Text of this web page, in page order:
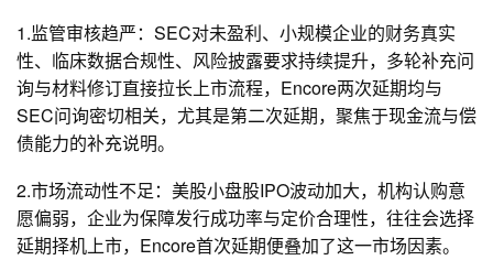
1.监管审核趋严：SEC对未盈利、小规模企业的财务真实
性、临床数据合规性、风险披露要求持续提升，多轮补充问
询与材料修订直接拉长上市流程，Encore两次延期均与
SEC问询密切相关，尤其是第二次延期，聚焦于现金流与偿
债能力的补充说明。
2.市场流动性不足：美股小盘股IPO波动加大，机构认购意
愿偏弱，企业为保障发行成功率与定价合理性，往往会选择
延期择机上市，Encore首次延期便叠加了这一市场因素。